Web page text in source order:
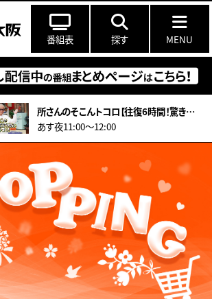
番組表 探す MENU
所さんのそこんトコロ【往復6時間！驚きの遠距離通学！&amp;型破りアーティスト】
あす夜11:00〜12:00